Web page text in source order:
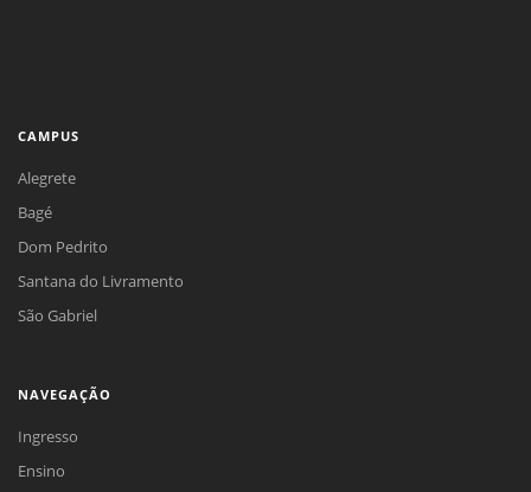
CAMPUS
Alegrete
Bagé
Dom Pedrito
Santana do Livramento
São Gabriel
NAVEGAÇÃO
Ingresso
Ensino